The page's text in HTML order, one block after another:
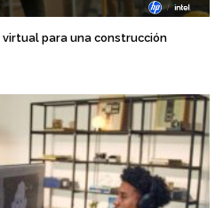
para una construcción